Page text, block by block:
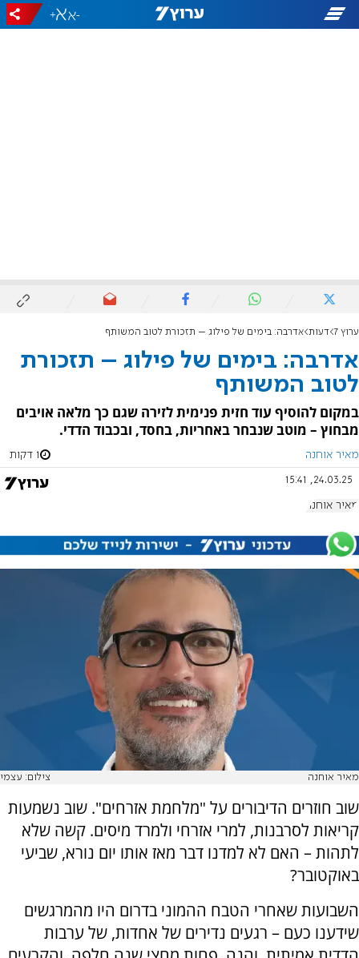
-
+
ערוץ 7 דעות אדרבה: בימים של פילוג – תזכורת לטוב המשותף
אדרבה: בימים של פילוג – תזכורת
לטוב המשותף
במקום להוסיף עוד חזית פנימית לזירה שגם כך מלאה אויבים
מבחוץ – מוטב שנבחר באחריות, בחסד, ובכבוד הדדי.
מאיר אוחנה 1 דקות
24.03.25, 15:41
מאיר אוחנה
מאיר אוחנה צילום: עצמי
שוב חוזרים הדיבורים על "מלחמת אזרחים". שוב נשמעות
קריאות לסרבנות, למרי אזרחי ולמרד מיסים. קשה שלא
לתהות – האם לא למדנו דבר מאז אותו יום נורא, שביעי
באוקטובר?
השבועות שאחרי הטבח ההמוני בדרום היו מהמרגשים
שידענו כעם – רגעים נדירים של אחדות, של ערבות